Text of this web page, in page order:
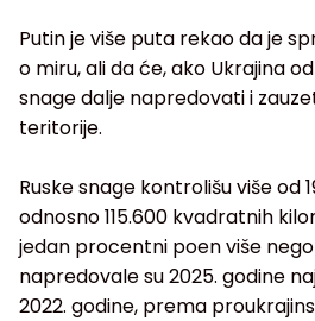
Putin je više puta rekao da je
o miru, ali da će, ako Ukrajina
snage dalje napredovati i
teritorije.
Ruske snage kontrolišu više od
odnosno 115.600 kvadratnih
jedan procentni poen više
napredovale su 2025. godine
2022. godine, prema